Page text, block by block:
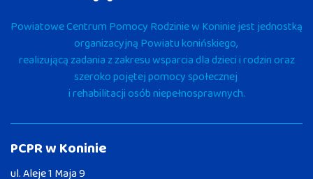
Powiatowe Centrum Pomocy Rodzinie w Koninie jest jednostką
organizacyjną Powiatu konińskiego,
realizującą zadania z zakresu wsparcia dla dzieci i rodzin oraz
szeroko pojętej pomocy społecznej
i rehabilitacji osób niepełnosprawnych.
PCPR w Koninie
ul. Aleje 1 Maja 9